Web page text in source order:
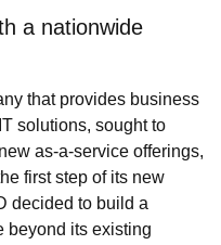
a nationwide
that provides business
solutions, sought to
as-a-service offerings,
first step of its new
decided to build a
beyond its existing